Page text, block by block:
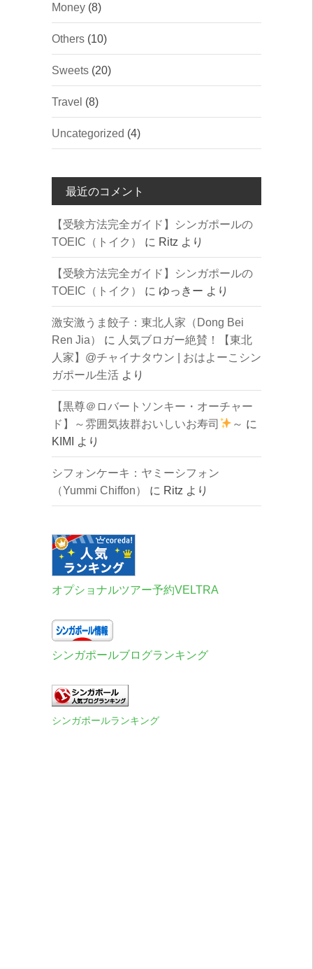
Money(8)
Others(10)
Sweets(20)
Travel (8)
Uncategorized (4)
最近のコメント
【受験方法完全ガイド】シンガポールの
TOEIC（トイク）
に Ritz より
【受験方法完全ガイド】シンガポールの
TOEIC（トイク）
に ゆっきー より
激安激うま餃子：東北人家（Dong Bei
Ren Jia）
に 人気ブロガー絶賛！【東北
人家】@チャイナタウン | おはよーこシン
ガポール生活より
【黒尊＠ロバートソンキー・オーチャー
ド】～雰囲気抜群おいしいお寿司
～ に
KIMI
より
シフォンケーキ：ヤミーシフォン
（Yummi Chiffon）
に Ritz より
オプショナルツアー予約VELTRA
シンガポールブログランキング
シンガポールランキング